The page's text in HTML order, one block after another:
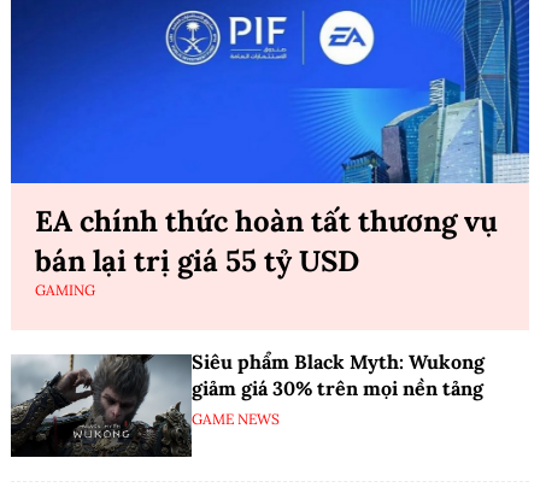
EA chính thức hoàn tất thương vụ
bán lại trị giá 55 tỷ USD
GAMING
Siêu phẩm Black Myth: Wukong
giảm giá 30% trên mọi nền tảng
GAME NEWS